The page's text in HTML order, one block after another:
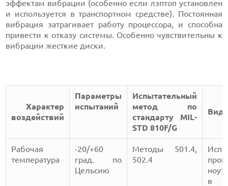
эффектам вибрации (особенно если лэптоп установлен
и используется в транспортном средстве). Постоянная
вибрация затрагивает работу процессора, и способна
привести к отказу системы. Особенно чувствительны к
вибрации жесткие диски.
Характер
воздействий
Параметры
испытаний
Испытательный
метод по
стандарту MIL-
STD 810F/G
Вид
Рабочая
температура
-20/+60
град. по
Цельсию
Методы 501.4,
502.4
в